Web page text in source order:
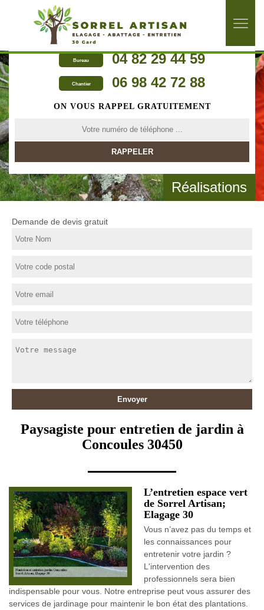
Bureau 04 82 29 44 59
Chantier 06 98 42 72 88
ON VOUS RAPPEL GRATUITEMENT
Réalisations
Demande de devis gratuit
Paysagiste pour entretien de jardin à
Concoules 30450
L’entretien espace vert
de Sorrel Artisan;
Elagage 30
Vous n’avez pas du temps et
les connaissances pour
entretenir votre jardin ?
L'intervention des
professionnels sera bien
indispensable pour vous. Notre entreprise peut vous assurer des
services de jardinage pour maintenir le bon état des plantations.